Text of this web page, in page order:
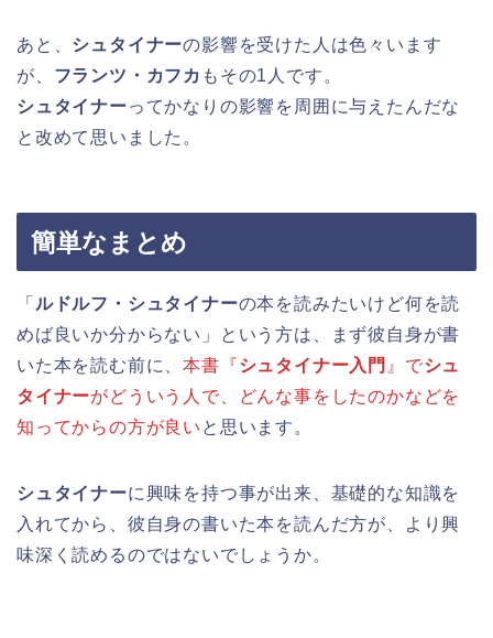
あと、 シュタイナーの影響を受けた人は色々います
が、 フランツ・カフカ もその1人です。
シュタイナーってかなりの影響を周囲に与えたんだな
と改めて思いました。
簡単なまとめ
「 ルドルフ・シュタイナーの本を読みたいけど何を読
めば良いか分からない」という方は、まず彼自身が書
いた本を読む前に、本書『 シュタイナー入門 』でシュ
タイナーがどういう人で、どんな事をしたのかなどを
知ってからの方が良い と思います。
シュタイナーに興味を持つ事が出来、基礎的な知識を
入れてから、彼自身の書いた本を読んだ方が、より興
味深く読めるのではないでしょうか。